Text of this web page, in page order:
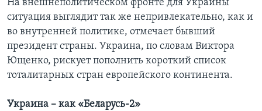
На внешнеполитическом фронте для Украины
ситуация выглядит так же непривлекательно, как и
во внутренней политике, отмечает бывший
президент страны. Украина, по словам Виктора
Ющенко, рискует пополнить короткий список
тоталитарных стран европейского континента.
Украина – как «Беларусь-2»